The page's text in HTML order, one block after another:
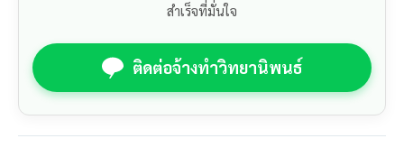
สำเร็จที่มั่นใจ
ติดต่อจ้างทำวิทยานิพนธ์